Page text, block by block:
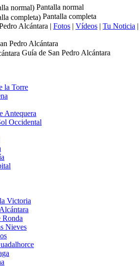
Pantalla normal
Pantalla completa
Alcántara | Fotos | Vídeos | Tu Noticia |
Pedro Alcántara
Guía de San Pedro Alcántara
la Torre
Antequera
Occidental
Victoria
Ronda
Nieves